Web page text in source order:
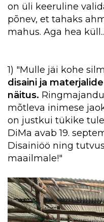
on üli keeruline
põnev, et tahaks
mahus. Aga hea
1) "Mulle jäi kohe
disaini ja
näitus.
mõtleva inimese
on justkui tükike
DiMa avab 19.
Disainiöö ning
maailmale!"